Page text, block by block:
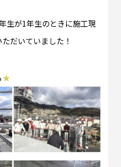
生が1年生のときに施工現
だいていました！
★